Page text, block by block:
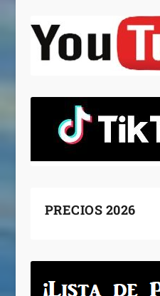
PRECIOS 2026